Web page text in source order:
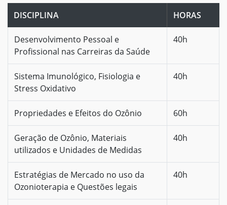
DISCIPLINA HORAS
Desenvolvimento Pessoal e
Profissional nas Carreiras da Saúde
40h
Sistema Imunológico, Fisiologia e
Stress Oxidativo
40h
Propriedades e Efeitos do Ozônio 60h
Geração de Ozônio, Materiais
utilizados e Unidades de Medidas
40h
Estratégias de Mercado no uso da
Ozonioterapia e Questões legais
40h